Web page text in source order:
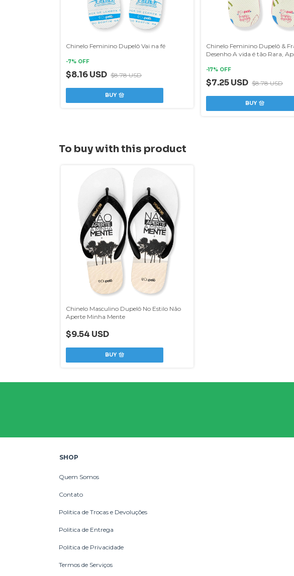
Chinelo Feminino Dupelô Vai na fé
-7% OFF
$8.16 USD $8.78 USD
BUY
Chinelo Feminino Dupelô &
Desenho A vida é tão Rara,
-17% OFF
$7.25 USD $8.78 USD
BUY
To buy with this product
Chinelo Masculino Dupelô No Estilo Não
Aperte Minha Mente
$9.54 USD
BUY
SHOP
Quem Somos
Contato
Politica de Trocas e Devoluções
Politica de Entrega
Politica de Privacidade
Termos de Serviços